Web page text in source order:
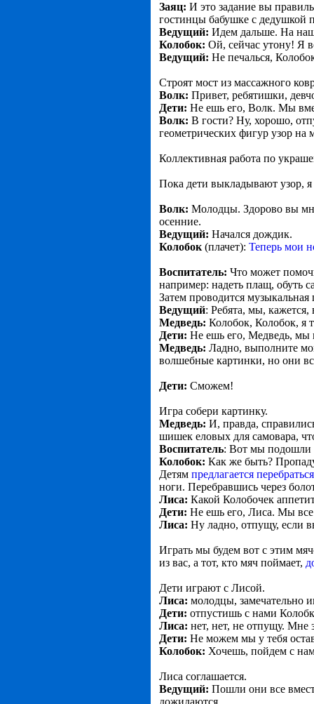
Заяц: И это задание вы
гостинцы бабушке с дедушкой
Ведущий: Идем дальше. На
Колобок: Ой, сейчас утону! Я
Ведущий: Не печалься,
Строят мост из массажного
Волк: Привет, ребятишки,
Дети: Не ешь его, Волк. Мы
Волк: В гости? Ну, хорошо,
геометрических фигур узор на
Коллективная работа по
Пока дети выкладывают узор,
Волк: Молодцы. Здорово вы
осенние.
Ведущий: Начался дождик.
Колобок (плачет): Теперь мои
Воспитатель: Что может
например: надеть плащ, обуть
Затем проводится
Ведущий: Ребята, мы,
Медведь: Колобок, Колобок, я
Дети: Не ешь его, Медведь, мы
Медведь: Ладно, выполните
волшебные картинки, но они
Дети: Сможем!
Игра собери картинку.
Медведь: И, правда,
шишек еловых для самовара,
Воспитатель: Вот мы подошли
Колобок: Как же быть?
Детям предлагается
ноги. Перебравшись через
Лиса: Какой Колобочек
Дети: Не ешь его, Лиса. Мы все
Лиса: Ну ладно, отпущу, если
Играть мы будем вот с этим
из вас, а тот, кто мяч поймает,
Дети играют с Лисой.
Лиса: молодцы, замечательно
Дети: отпустишь с нами
Лиса: нет, нет, не отпущу. Мне
Дети: Не можем мы у тебя
Колобок: Хочешь, пойдем с
Лиса соглашается.
Ведущий: Пошли они все
дожидаются.